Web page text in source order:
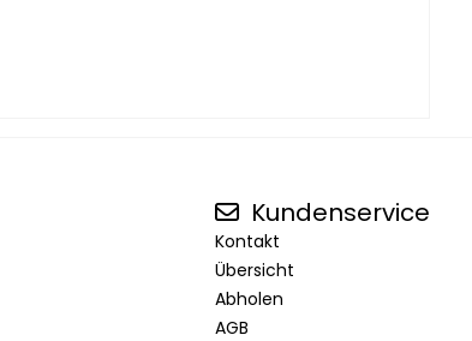
Kundenservice
Kontakt
Übersicht
Abholen
AGB